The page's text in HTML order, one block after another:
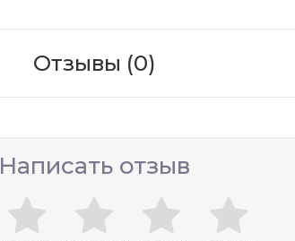
Отзывы (0)
Написать отзыв